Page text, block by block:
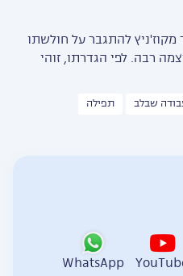
להתגבר על חולשתו
רבה. לפי הגדרתו, זוהי
שבלב תפילה
WhatsApp